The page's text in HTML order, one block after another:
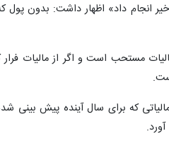
انجام داد» اظهار داشت: بدون پول
مستحب است و اگر از مالیات فرار